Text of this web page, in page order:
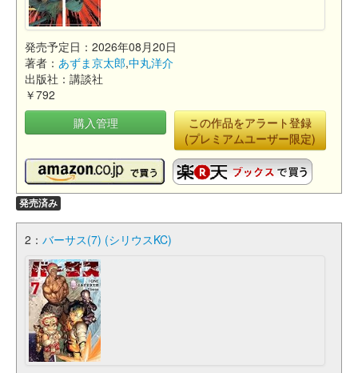
発売予定日：2026年08月20日
著者： あずま京太郎,中丸洋介
出版社：講談社
￥792
購入管理
この作品をアラート登録
(プレミアムユーザー限定)
発売済み
2： バーサス(7) (シリウスKC)